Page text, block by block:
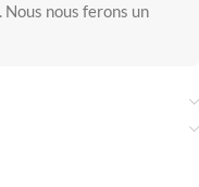
. Nous nous ferons un